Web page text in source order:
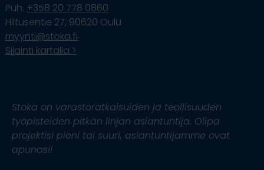
Puh. +358 20 778 0860
Hiltusentie 27, 90620 Oulu
myynti@stoka.fi
Sijainti kartalla >
Stoka on varastoratkaisuiden ja teollisuuden
työpisteiden pitkän linjan asiantuntija. Olipa
projektisi pieni tai suuri, asiantuntijamme ovat
apunasi!